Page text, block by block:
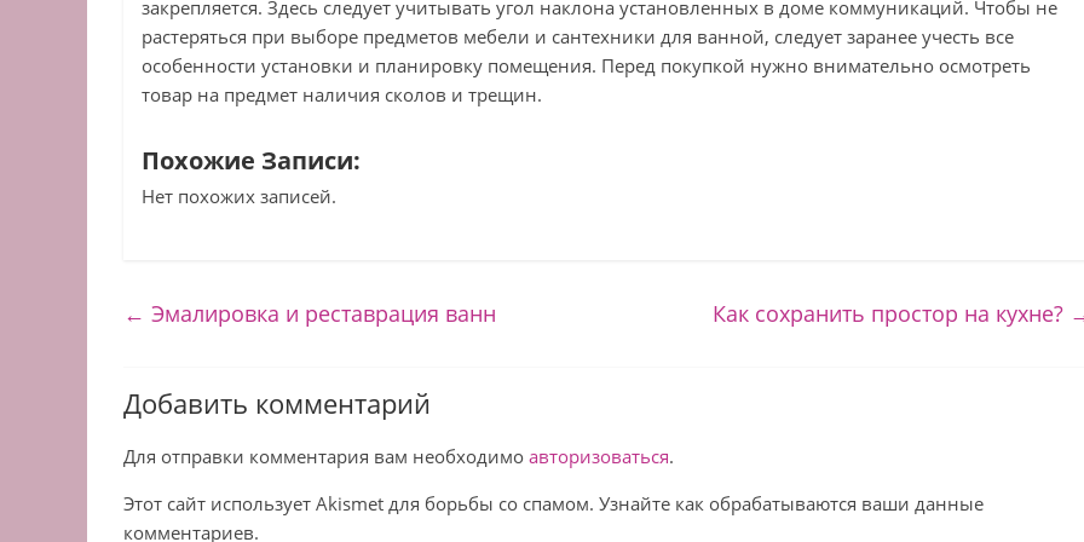
закрепляется. Здесь следует учитывать угол наклона установленных в доме коммуникаций. Чтобы не
растеряться при выборе предметов мебели и сантехники для ванной, следует заранее учесть все
особенности установки и планировку помещения. Перед покупкой нужно внимательно осмотреть
товар на предмет наличия сколов и трещин.
Похожие Записи:
Нет похожих записей.
← Эмалировка и реставрация ванн Как сохранить простор на кухне?
Добавить комментарий
Для отправки комментария вам необходимо авторизоваться.
Этот сайт использует Akismet для борьбы со спамом. Узнайте как обрабатываются ваши данные
комментариев.